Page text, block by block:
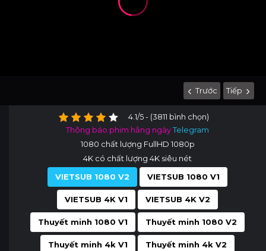
Trước Tiếp
4.1/5 - (3811 bình chọn)
Thông báo phim hằng ngàyTelegram
1080 chất lượng FullHD 1080p
4K có chất lượng 4K siêu nét
VIETSUB 1080 V2
VIETSUB 1080 V1
VIETSUB 4K V1 VIETSUB 4K V2
Thuyết minh 1080 V1 Thuyết minh 1080 V2
Thuyết minh 4k V1 Thuyết minh 4k V2